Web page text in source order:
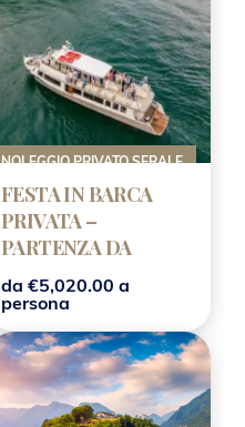
NOLEGGIO PRIVATO SERALE
FESTA IN BARCA
PRIVATA –
PARTENZA DA
BELLAGIO
da €5,020.00 a
persona